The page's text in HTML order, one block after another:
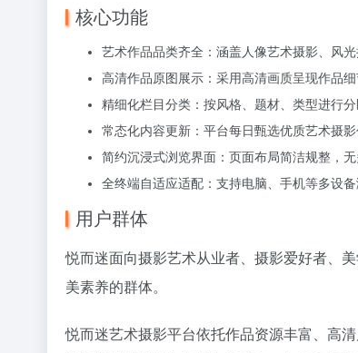
核心功能
艺术作品品类齐全：涵盖人像艺术摄影、风
高清作品原图展示：采用高清画质呈现作品
精细化栏目分类：按风格、题材、类型进行
常态化内容更新：平台每日甄选优质艺术摄
简约沉浸式浏览界面：页面布局简洁规整，
全终端自适应适配：支持电脑、手机等多设
用户群体
悦而迷面向摄影艺术从业者、摄影爱好者、
美素养的群体。
悦而迷艺术摄影平台依托作品资源丰富、高